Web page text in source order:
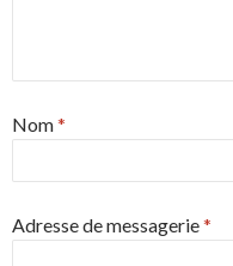
Nom*
Adresse de messagerie*